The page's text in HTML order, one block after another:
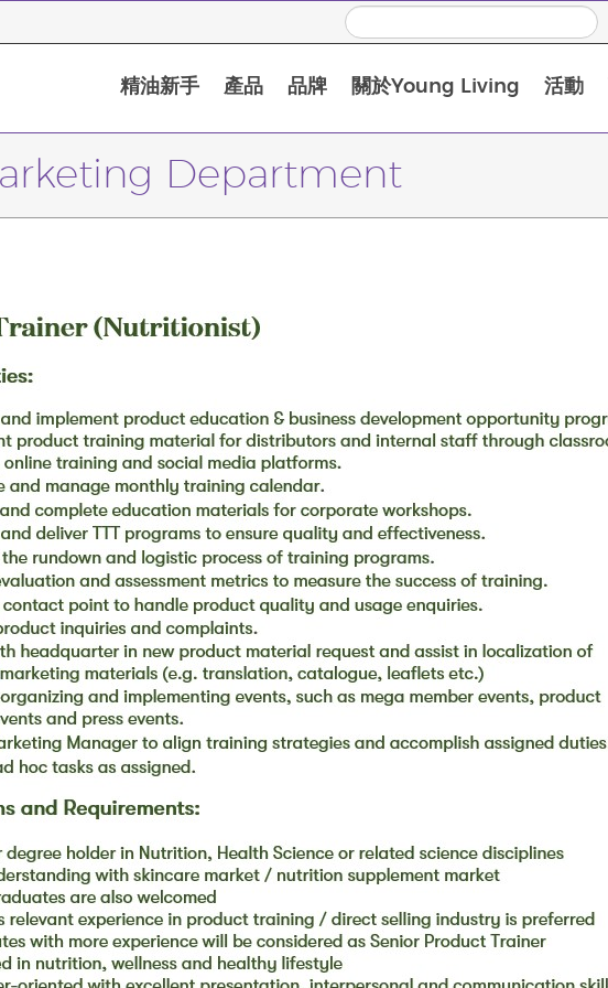
精油新手 產品 品牌 關於Young Living 活動
Department